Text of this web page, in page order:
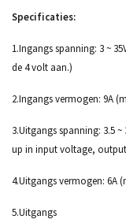
Specificaties:
1.Ingangs spanning: 3 ~
de 4 volt aan.)
2.Ingangs vermogen: 9A
3.Uitgangs spanning: 3.5
up in input voltage,
4.Uitgangs vermogen: 6A
5.Uitgangs